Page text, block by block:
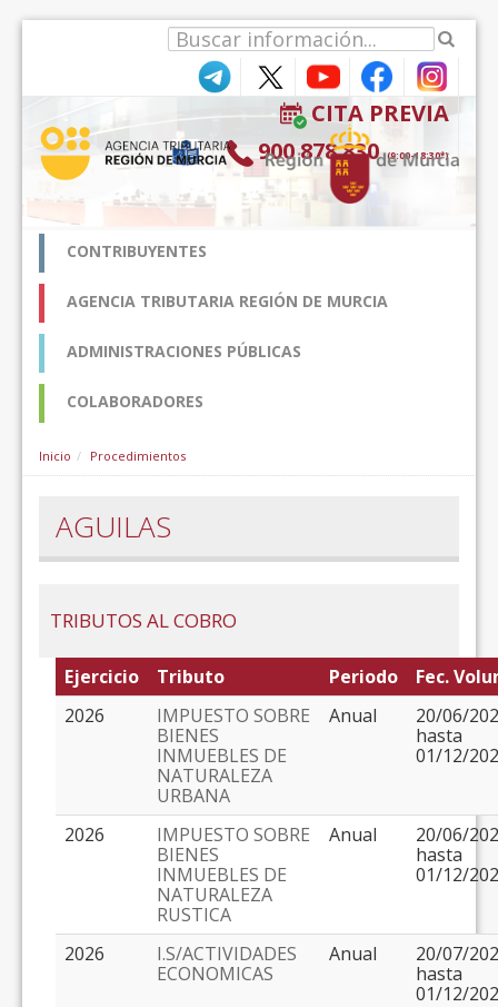
CITA PREVIA
900 878 830 (9:00-18:30*)
CONTRIBUYENTES
AGENCIA TRIBUTARIA REGIÓN DE MURCIA
ADMINISTRACIONES PÚBLICAS
COLABORADORES
Inicio Procedimientos
AGUILAS
TRIBUTOS AL COBRO
Ejercicio Tributo Periodo
Fec.
2026
IMPUESTO SOBRE
BIENES
INMUEBLES DE
NATURALEZA
URBANA
Anual
20/06/
hasta
01/12/
2026
IMPUESTO SOBRE
BIENES
INMUEBLES DE
NATURALEZA
RUSTICA
Anual
20/06/
hasta
01/12/
2026
I.S/ACTIVIDADES
ECONOMICAS
Anual
20/07/
hasta
01/12/